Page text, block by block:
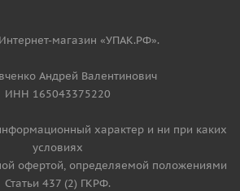
магазин «УПАК.РФ».
Андрей Валентинович
ИНН 165043375220
характер и ни при каких
условиях
офертой, определяемой положениями
Статьи 437 (2) ГКРФ.